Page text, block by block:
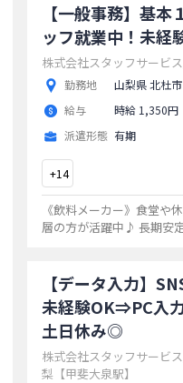
【一般事務】基
ッフ就業中！未経
株式会社スタッフサービ
勤務地
山梨県 北杜市
給与
時給 1,350円
派遣形態 有期
+14
《飲料メーカー》食堂や
層の方が活躍中♪ 長期安
【データ入力】
未経験OK⇒PC入
土日休み◎
株式会社スタッフサービ
梨【甲斐大泉駅】